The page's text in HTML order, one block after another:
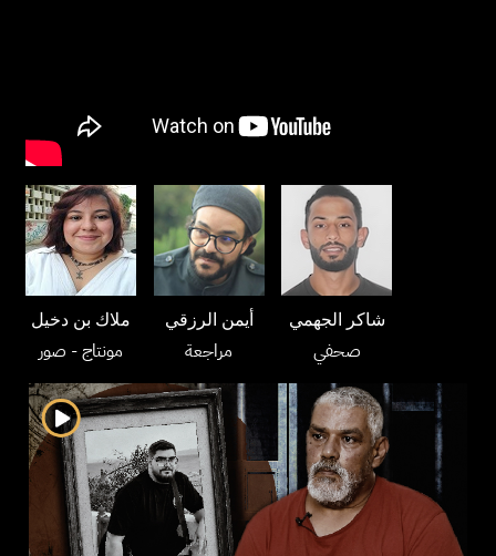
ملاك بن دخيل
مونتاج- صور
أيمن الرزقي
مراجعة
شاكر الجهمي
صحفي